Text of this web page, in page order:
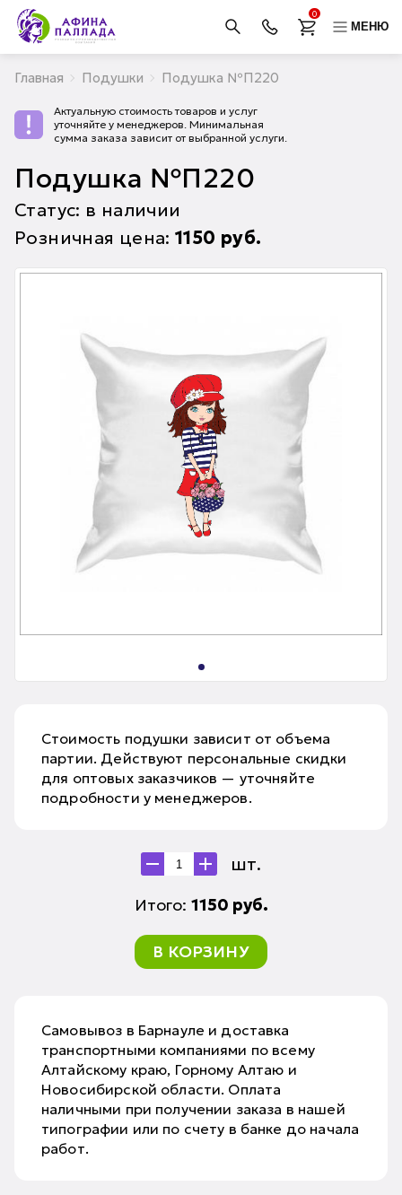
0
МЕНЮ
Главная Подушки Подушка №П220
Актуальную стоимость товаров и услуг
уточняйте у менеджеров. Минимальная
сумма заказа зависит от выбранной услуги.
Подушка №П220
Статус: в наличии
Розничная цена:1150 руб.
Стоимость подушки зависит от объема
партии. Действуют персональные скидки
для оптовых заказчиков — уточняйте
подробности у менеджеров.
шт.
Итого: 1150 руб.
В КОРЗИНУ
Самовывоз в Барнауле и доставка
транспортными компаниями по всему
Алтайскому краю, Горному Алтаю и
Новосибирской области. Оплата
наличными при получении заказа в нашей
типографии или по счету в банке до начала
работ.